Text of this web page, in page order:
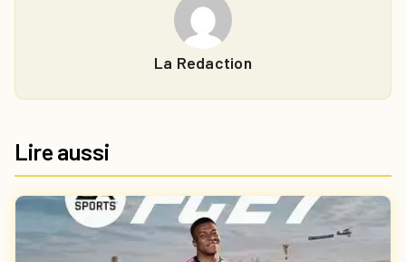
La Redaction
Lire aussi